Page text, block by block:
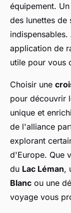
équipement.
des lunettes de
application de
utile pour vous
Choisir une
pour découvrir
unique et
de l'alliance
explorant
d'Europe. Que
du Lac Léman,
Blanc ou une
voyage vous